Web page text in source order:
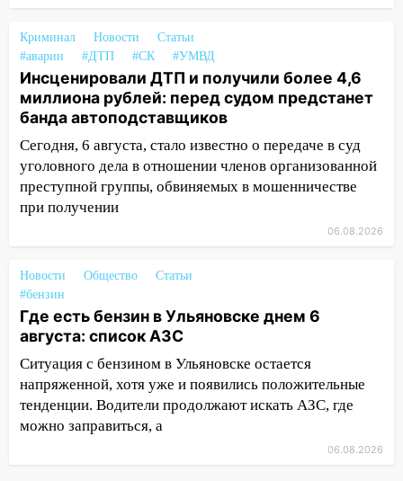
из Европы и потерял 760 тысяч рублей
12:20
В Чердаклинском районе
столкнулись «Лада» и Chevrolet:
пострадал 14-летний подросток
12:00
Где есть бензин в Ульяновске 7
августа: список АЗС
11:50 Заснул рядом с ребёнком и
случайно задушил его: суд вынес
11:38
В Ленинском районе пожар
полностью уничтожил дачный дом и
сарай
11:38 В Госдуме предложили отменить
ЕГЭ с 2027 года
11:25 В Ульяновске ИИ будет выявлять
нарушителей на контейнерных
площадках
Криминал Новости
Статьи
#аварии
#ДТП #СК #УМВД
Инсценировали ДТП и получили более 4,6
миллиона рублей: перед судом предстанет
банда автоподставщиков
Сегодня, 6 августа, стало известно о передаче в суд
уголовного дела в отношении членов организованной
преступной группы, обвиняемых в мошенничестве
при получении
06.08.2026
Новости Общество
Статьи
#бензин
Где есть бензин в Ульяновске днем 6
августа: список АЗС
Ситуация с бензином в Ульяновске остается
напряженной, хотя уже и появились положительные
тенденции. Водители продолжают искать АЗС, где
можно заправиться, а
06.08.2026